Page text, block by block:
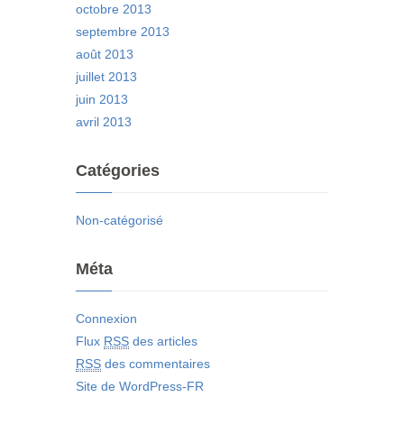
octobre 2013
septembre 2013
août 2013
juillet 2013
juin 2013
avril 2013
Catégories
Non-catégorisé
Méta
Connexion
Flux RSS des articles
RSS des commentaires
Site de WordPress-FR